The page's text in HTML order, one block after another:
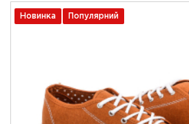
Новинка Популярний